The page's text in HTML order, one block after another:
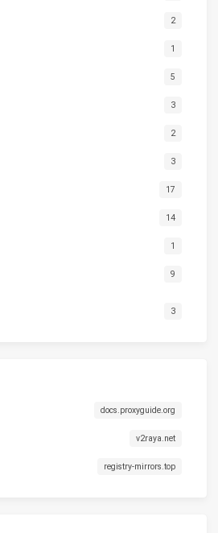
2
1
5
3
2
3
17
14
1
9
3
docs.proxyguide.org
v2raya.net
registry-mirrors.top